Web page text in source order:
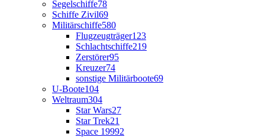
Segelschiffe78
Schiffe Zivil69
Militärschiffe580
Flugzeugträger123
Schlachtschiffe219
Zerstörer95
Kreuzer74
sonstige Militärboote69
U-Boote104
Weltraum304
Star Wars27
Star Trek21
Space 19992